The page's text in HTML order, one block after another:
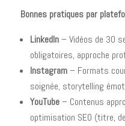
Bonnes pratiques par
LinkedIn– Vidéos de 30
obligatoires, approche
Instagram– Formats
soignée, storytelling
YouTube– Contenus
optimisation SEO (titre,